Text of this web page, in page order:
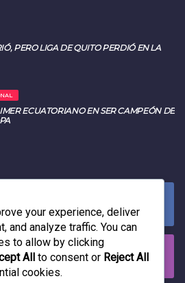
PERO LIGA DE QUITO PERDIÓ EN LA
ECUATORIANO EN SER CAMPEÓN DE
your experience, deliver
and analyze traffic. You can
to allow by clicking
All to consent or Reject All
cookies.